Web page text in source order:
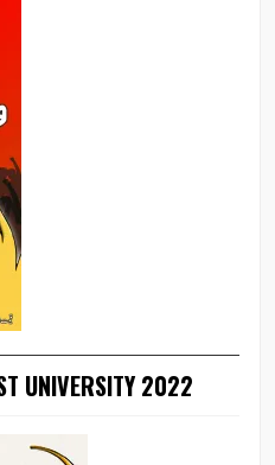
UNIVERSITY 2022